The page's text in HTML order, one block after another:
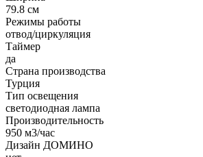
79.8 см
Режимы работы
отвод/циркуляция
Таймер
да
Страна производства
Турция
Тип освещения
светодиодная лампа
Производительность
950 м3/час
Дизайн ДОМИНО